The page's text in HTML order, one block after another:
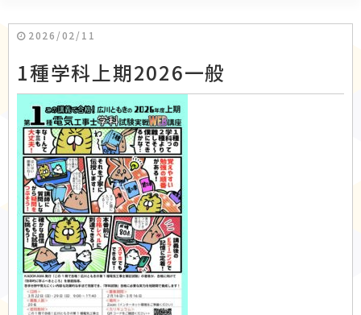
2026/02/11
1種学科上期2026一般